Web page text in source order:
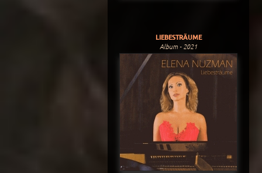
LIEBESTRÄUME
Album - 2021